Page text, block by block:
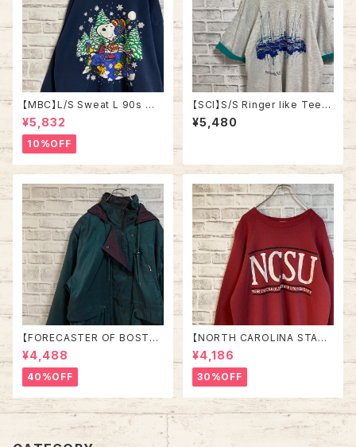
【MBC】L/S Sweat L 90s Ma
de in USA “ SNOOPY” スヌ
ーピー ウッドストック キャラクタ
ー スウェット トレーナー vintag
e ヴィンテージ アメリカ USA
古着
¥5,832
10%OFF
【SCI】S/S Ringer like Tee X
L 90s Made in USA vintage
リンガーライク レイヤード Tシ
リカ USA レトロ 古着
¥5,480
【FORECASTER OF BOSTO
N】Nylon jacket L相当 90s v
intage ナイロンジャケット コー
ト 中綿 フード取外し可能 グリ
ーン 切替 ウインドブレーカー
アメリカ USA レトロ 古着
¥4,488
40%OFF
【NORTH CAROLINA STATE
UNIVRTSITY】L/S Sweat L
相当 90s “ NORTH CAROLI
NA STATE UNIVRTSITY” ス
ウェット トレーナー カレッジモノ
カレッジロゴ vintage ヴィンテ
ージ ビンテージ アメリカ USA
古着
¥4,186
30%OFF